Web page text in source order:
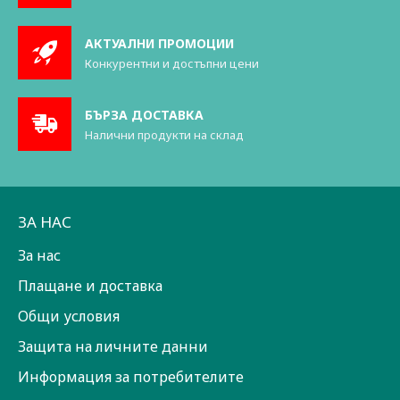
АКТУАЛНИ ПРОМОЦИИ
Конкурентни и достъпни цени
БЪРЗА ДОСТАВКА
Налични продукти на склад
ЗА НАС
За нас
Плащане и доставка
Общи условия
Защита на личните данни
Информация за потребителите